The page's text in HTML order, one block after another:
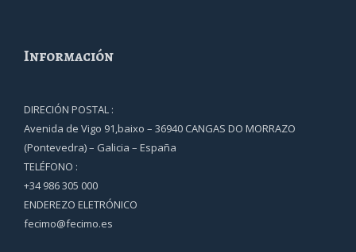
Información
DIRECIÓN POSTAL :
Avenida de Vigo 91,baixo – 36940 CANGAS DO MORRAZO
(Pontevedra) – Galicia – España
TELÉFONO :
+34 986 305 000
ENDEREZO ELETRÓNICO
fecimo@fecimo.es